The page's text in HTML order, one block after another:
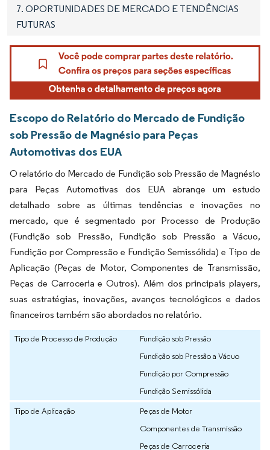
7. OPORTUNIDADES DE MERCADO E TENDÊNCIAS
FUTURAS
Escopo do Relatório do Mercado de Fundição
sob Pressão de Magnésio para Peças
Automotivas dos EUA
O relatório do Mercado de Fundição sob Pressão de Magnésio
para Peças Automotivas dos EUA abrange um estudo
detalhado sobre as últimas tendências e inovações no
mercado, que é segmentado por Processo de Produção
(Fundição sob Pressão, Fundição sob Pressão a Vácuo,
Fundição por Compressão e Fundição Semissólida) e Tipo de
Aplicação (Peças de Motor, Componentes de Transmissão,
Peças de Carroceria e Outros). Além dos principais players,
suas estratégias, inovações, avanços tecnológicos e dados
financeiros também são abordados no relatório.
Tipo de Processo de Produção
Fundição sob Pressão
Fundição sob Pressão a Vácuo
Fundição por Compressão
Fundição Semissólida
Tipo de Aplicação
Peças de Motor
Componentes de Transmissão
Peças de Carroceria